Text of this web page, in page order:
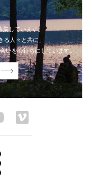
しています。
る人々と共に」
いを心待ちにしています。